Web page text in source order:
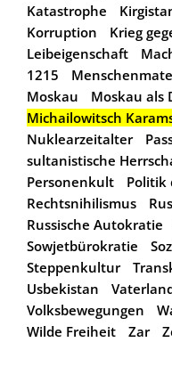
Katastrophe
Korruption
Krieg
Leibeigenschaft
1215
Moskau
Moskau als
Michailowitsch
Nuklearzeitalter
sultanistische
Personenkult
Politik
Rechtsnihilismus
Russische Autokratie
Sowjetbürokratie
Steppenkultur
Usbekistan
Volksbewegungen
Wilde Freiheit
Zar